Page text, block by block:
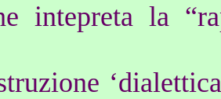
intepreta la